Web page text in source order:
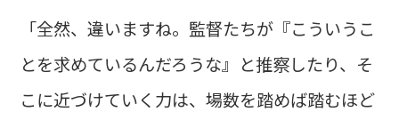
「全然、違いますね。監督たちが『こういうこ
とを求めているんだろうな』と推察したり、そ
こに近づけていく力は、場数を踏めば踏むほど